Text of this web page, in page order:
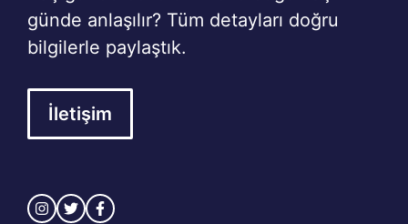
günde anlaşılır? Tüm detayları doğru
bilgilerle paylaştık.
İletişim